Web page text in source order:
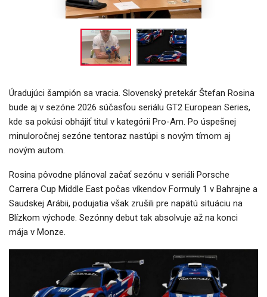
Úradujúci šampión sa vracia. Slovenský pretekár Štefan Rosina
bude aj v sezóne 2026 súčasťou seriálu GT2 European Series,
kde sa pokúsi obhájiť titul v kategórii Pro-Am. Po úspešnej
minuloročnej sezóne tentoraz nastúpi s novým tímom aj
novým autom.
Rosina pôvodne plánoval začať sezónu v seriáli Porsche
Carrera Cup Middle East počas víkendov Formuly 1 v Bahrajne a
Saudskej Arábii, podujatia však zrušili pre napätú situáciu na
Blízkom východe. Sezónny debut tak absolvuje až na konci
mája v Monze.